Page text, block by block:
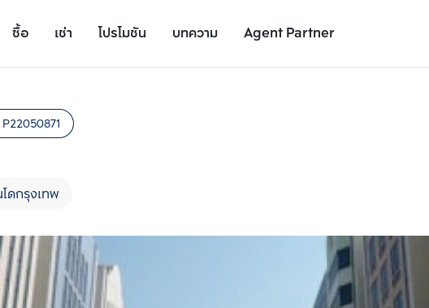
ซื้อ เช่า โปรโมชัน บทความ Agent Partner
รายละเอียดโครงการ
P22050871
ดกรุงเทพ